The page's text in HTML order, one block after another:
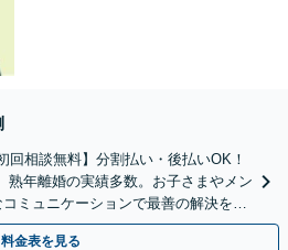
回相談無料】分割払い・後払いOK！
熟年離婚の実績多数。お子さまやメン
ミュニケーションで最善の解決を目
岡駅8分】
料金表を見る